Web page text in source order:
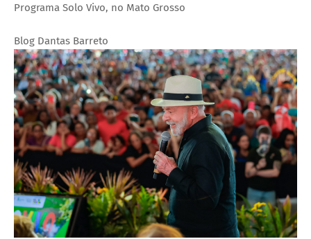
Programa Solo Vivo, no Mato Grosso
Blog Dantas Barreto